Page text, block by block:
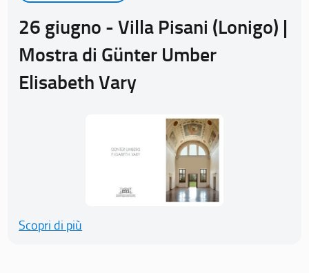
26 giugno - Villa Pisani (Lonigo) |
Mostra di Günter Umber
Elisabeth Vary
Scopri di più